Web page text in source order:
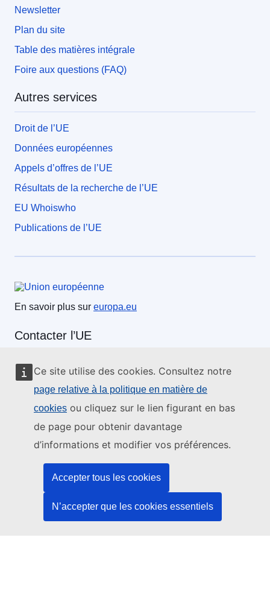
Ce site utilise des cookies. Consultez notre
page relative à la politique en matière de
cookies ou cliquez sur le lien figurant en bas
de page pour obtenir davantage
d’informations et modifier vos préférences.
Accepter tous les cookies
N’accepter que les cookies essentiels
Newsletter
Plan du site
Table des matières intégrale
Foire aux questions (FAQ)
Autres services
Droit de l’UE
Données européennes
Appels d’offres de l’UE
Résultats de la recherche de l’UE
EU Whoiswho
Publications de l’UE
En savoir plus sur europa.eu
Contacter l’UE
Appelez-nous au 00 800 6 7 8 9 10 11
Utilisez d’autres options téléphoniques
Écrivez-nous au moyen de notre formulaire de contact
Rencontrez-nous dans un des centres de l’UE
Réseaux sociaux
Trouver l’UE sur les réseaux sociaux
Institutions et organes de l’UE